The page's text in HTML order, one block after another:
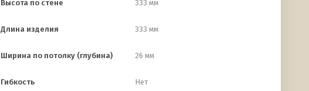
Высота по стене 333 мм
Длина изделия 333 мм
Ширина по потолку (глубина) 26 мм
Гибкость Нет